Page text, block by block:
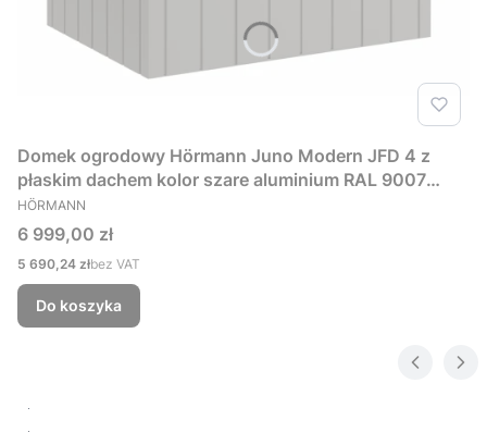
Domek ogrodowy Hörmann Juno Modern JFD 4 z
płaskim dachem kolor szare aluminium RAL 9007
229x181 cm
PRODUCENT
HÖRMANN
Cena
6 999,00 zł
Cena
5 690,24 złbez VAT
Do koszyka